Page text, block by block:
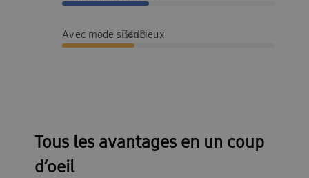
Avec mode silencieux
34dB
Tous les avantages en un coup
d’oeil